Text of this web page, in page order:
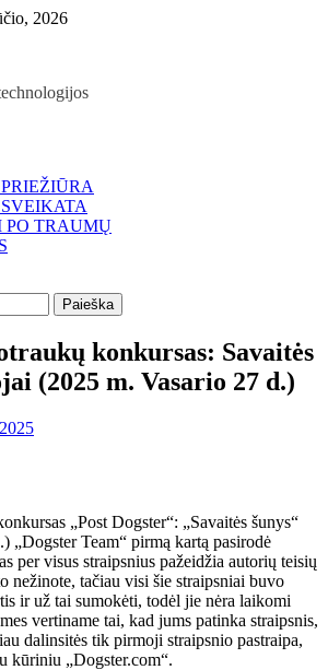
2026
TRAUMŲ
konkursas: Savaitės
(2025 m. Vasario 27 d.)
„Post Dogster“: „Savaitės šunys“
„Dogster Team“ pirmą kartą pasirodė
per visus straipsnius pažeidžia autorių teisių
nežinote, tačiau visi šie straipsniai buvo
ir už tai sumokėti, todėl jie nėra laikomi
vertiname tai, kad jums patinka straipsnis,
dalinsitės tik pirmoji straipsnio pastraipa,
kūriniu „Dogster.com“.